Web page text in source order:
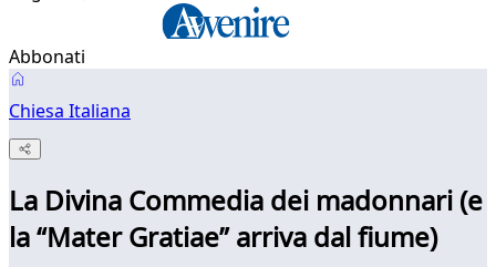
Abbonati
Chiesa Italiana
La Divina Commedia dei madonnari (e
la “Mater Gratiae” arriva dal fiume)